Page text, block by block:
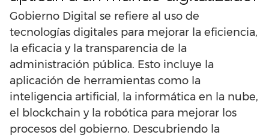
Gobierno Digital se refiere al uso de
tecnologías digitales para mejorar la eficiencia,
la eficacia y la transparencia de la
administración pública. Esto incluye la
aplicación de herramientas como la
inteligencia artificial, la informática en la nube,
el blockchain y la robótica para mejorar los
procesos del gobierno. Descubriendo la